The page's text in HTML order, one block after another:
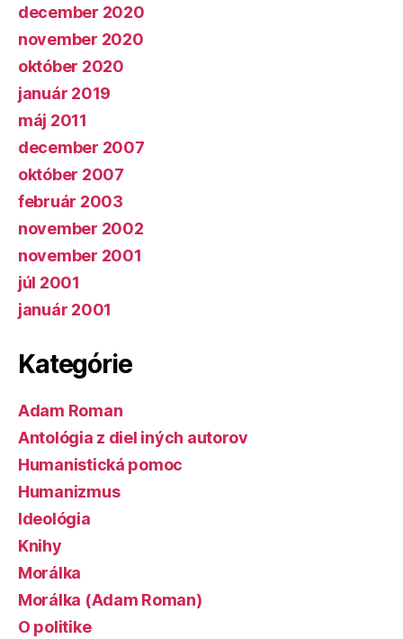
december 2020
november 2020
október 2020
január 2019
máj 2011
december 2007
október 2007
február 2003
november 2002
november 2001
júl 2001
január 2001
Kategórie
Adam Roman
Antológia z diel iných autorov
Humanistická pomoc
Humanizmus
Ideológia
Knihy
Morálka
Morálka (Adam Roman)
O politike